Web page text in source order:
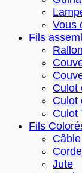
Vous
Fils
Culot
Culot
Culot
Fils
Corde
Jute